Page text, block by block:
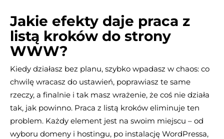
Jakie efekty daje praca z
listą kroków do strony
WWW?
Kiedy działasz bez planu, szybko wpadasz w chaos: co
chwilę wracasz do ustawień, poprawiasz te same
rzeczy, a finalnie i tak masz wrażenie, że coś nie działa
tak, jak powinno. Praca z listą kroków eliminuje ten
problem. Każdy element jest na swoim miejscu – od
wyboru domeny i hostingu, po instalację WordPressa,